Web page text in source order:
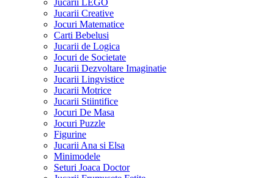
Jucarii LEGO
Jucarii Creative
Jocuri Matematice
Carti Bebelusi
Jucarii de Logica
Jocuri de Societate
Jucarii Dezvoltare Imaginatie
Jucarii Lingvistice
Jucarii Motrice
Jucarii Stiintifice
Jocuri De Masa
Jocuri Puzzle
Figurine
Jucarii Ana si Elsa
Minimodele
Seturi Joaca Doctor